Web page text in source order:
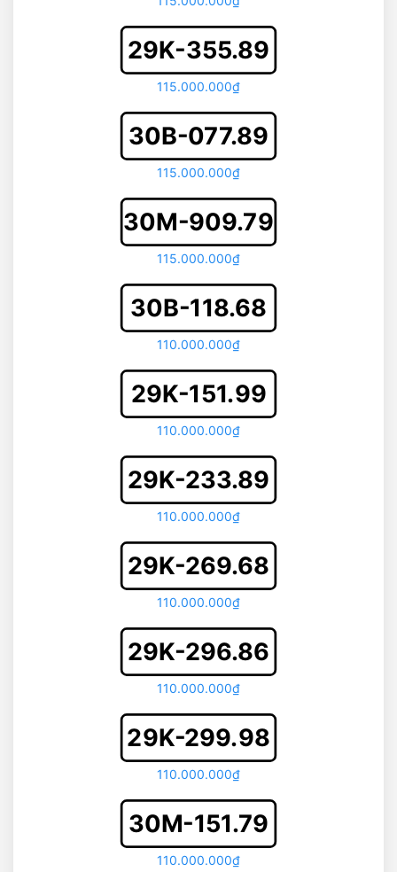
29K-355.89
115.000.000₫
30B-077.89
115.000.000₫
30M-909.79
115.000.000₫
30B-118.68
110.000.000₫
29K-151.99
110.000.000₫
29K-233.89
110.000.000₫
29K-269.68
110.000.000₫
29K-296.86
110.000.000₫
29K-299.98
110.000.000₫
30M-151.79
110.000.000₫